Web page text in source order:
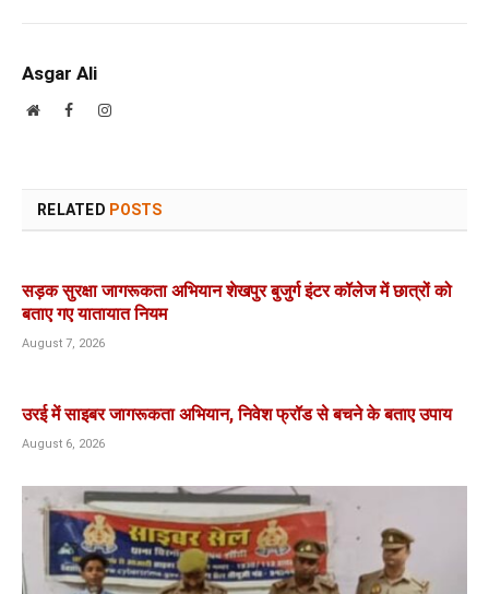
Asgar Ali
WebsiteFacebookInstagram
RELATED POSTS
सड़क सुरक्षा जागरूकता अभियान शेखपुर बुजुर्ग इंटर कॉलेज में छात्रों को
बताए गए यातायात नियम
August 7, 2026
उरई में साइबर जागरूकता अभियान, निवेश फ्रॉड से बचने के बताए उपाय
August 6, 2026